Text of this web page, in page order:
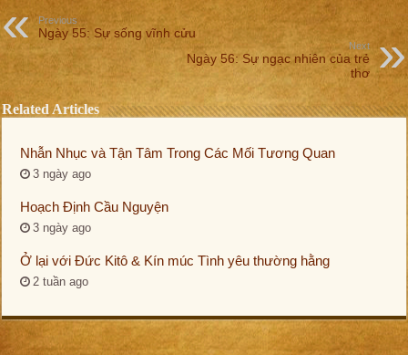
Previous
Ngày 55: Sự sống vĩnh cửu
Next
Ngày 56: Sự ngạc nhiên của trẻ
thơ
Related Articles
Nhẫn Nhục và Tận Tâm Trong Các Mối Tương Quan
3 ngày ago
Hoạch Định Cầu Nguyện
3 ngày ago
Ở lại với Đức Kitô & Kín múc Tình yêu thường hằng
2 tuần ago